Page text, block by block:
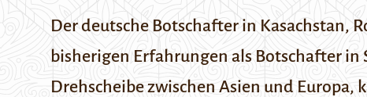
Der deutsche Botschafter in Kasachstan,
bisherigen Erfahrungen als Botschafter in
Drehscheibe zwischen Asien und